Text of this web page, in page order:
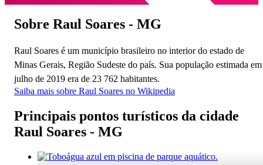
Sobre Raul Soares - MG
Raul Soares é um município brasileiro no interior do estado de
Minas Gerais, Região Sudeste do país. Sua população estimada em
julho de 2019 era de 23 762 habitantes.
Saiba mais sobre Raul Soares no Wikipedia
Principais pontos turísticos da cidade
Raul Soares - MG